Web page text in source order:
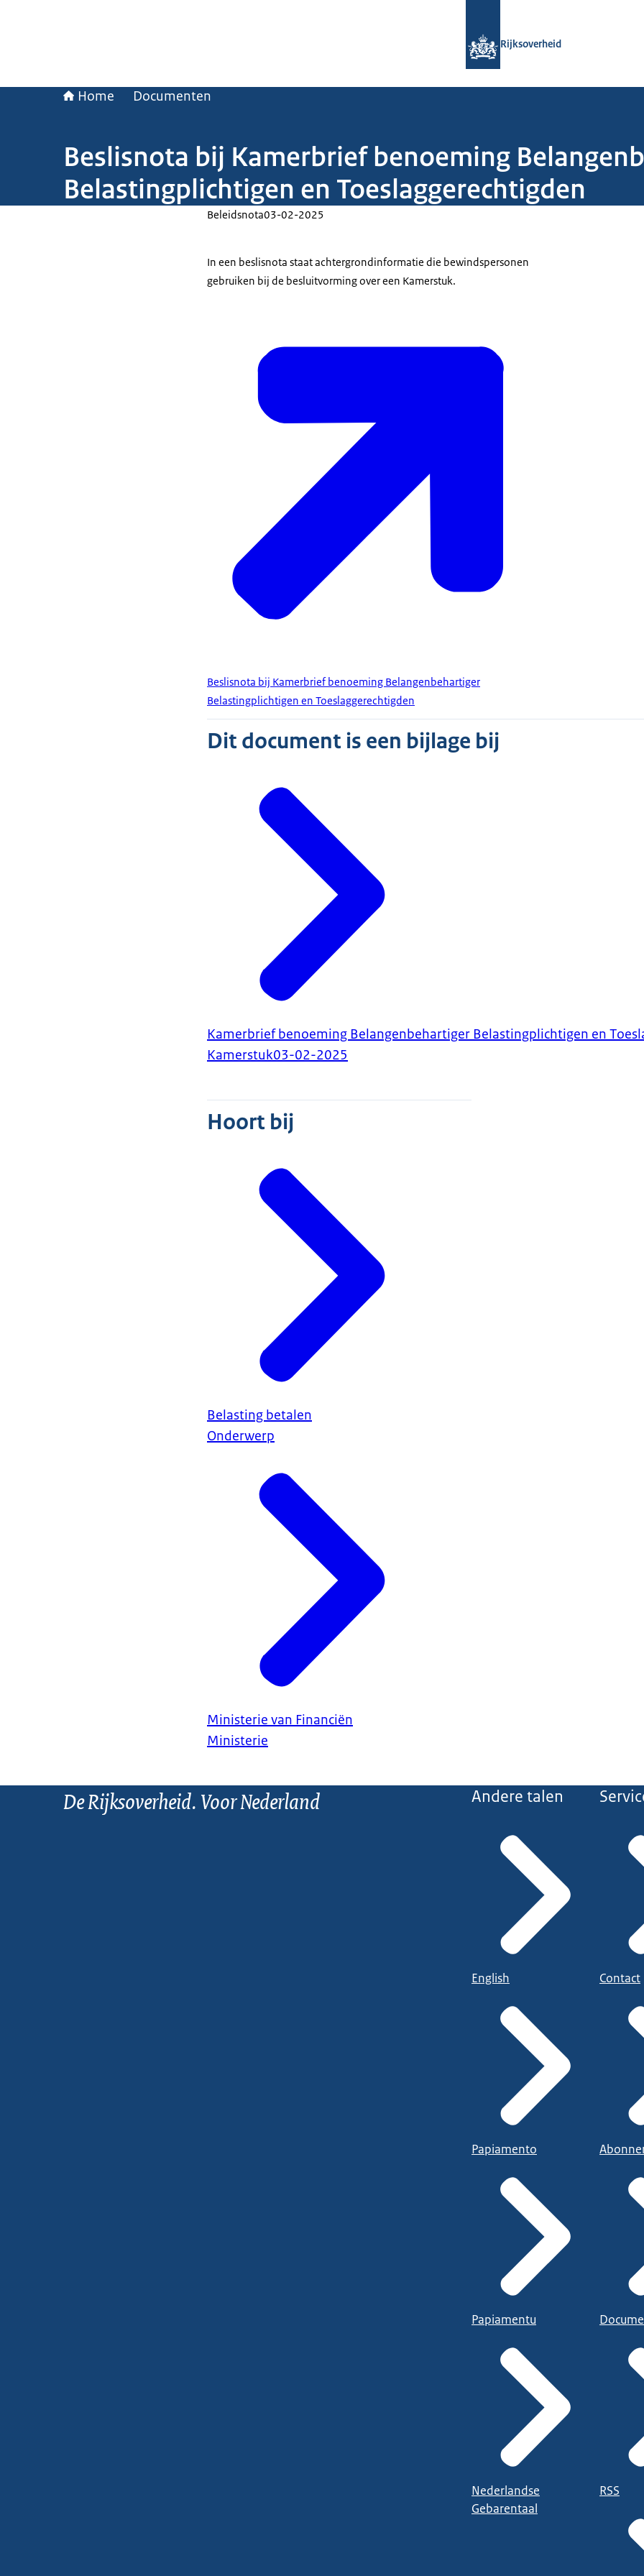
Rijksoverheid
Home Documenten
Beslisnota bij Kamerbrief benoeming
Belastingplichtigen en Toeslaggerechtigden
Beleidsnota03-02-2025
In een beslisnota staat achtergrondinformatie die bewindspersonen
gebruiken bij de besluitvorming over een Kamerstuk.
Beslisnota bij Kamerbrief benoeming Belangenbehartiger
Belastingplichtigen en Toeslaggerechtigden
Dit document is een bijlage bij
Kamerbrief benoeming Belangenbehartiger Belastingplichtigen en
Kamerstuk03-02-2025
Hoort bij
Belasting betalen
Onderwerp
Ministerie van Financiën
Ministerie
De Rijksoverheid. Voor Nederland Andere talen
English
Papiamento
Papiamentu
Nederlandse
Gebarentaal
Contact
RSS